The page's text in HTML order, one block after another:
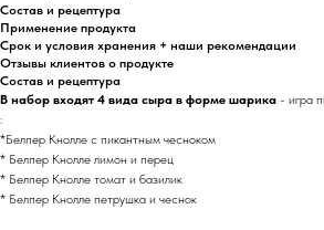
Состав и рецептура
Применение продукта
Срок и условия хранения + наши рекомендации
Отзывы клиентов о продукте
Состав и рецептура
В набор входят 4 вида сыра в форме шарика - игра
:
*Белпер Кнолле с пикантным чесноком
* Белпер Кнолле лимон и перец
* Белпер Кнолле томат и базилик
* Белпер Кнолле петрушка и чеснок